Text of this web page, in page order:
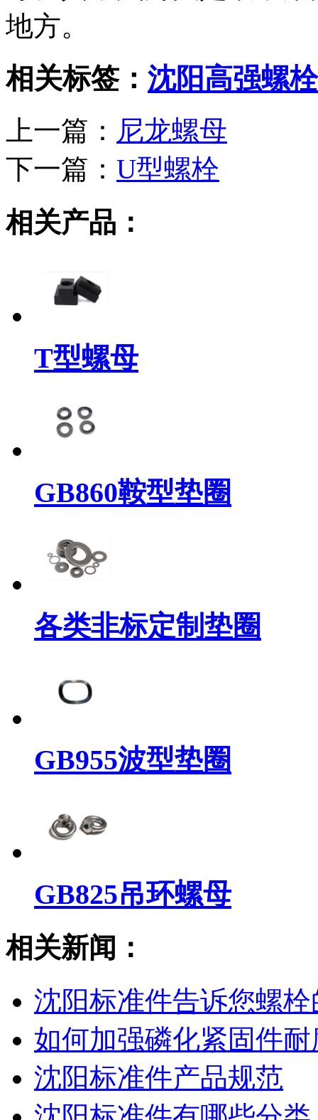
地方。
相关标签： 沈阳高强螺栓
上一篇： 尼龙螺母
下一篇： U型螺栓
相关产品：
T型螺母
GB860鞍型垫圈
各类非标定制垫圈
GB955波型垫圈
GB825吊环螺母
相关新闻：
沈阳标准件​告诉您螺
如何加强磷化紧固件
沈阳标准件产品规范